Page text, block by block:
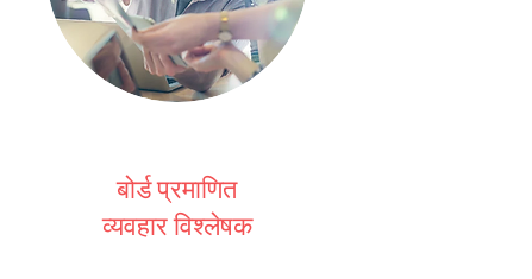
बोर्ड प्रमाणित
व्यवहार विश्लेषक